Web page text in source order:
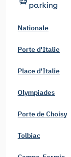
parking
Nationale
Porte d'Italie
Place d'Italie
Olympiades
Porte de Choisy
Tolbiac